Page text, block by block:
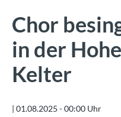
Chor
in der
Kelter
| 01.08.2025 - 00:00 Uhr